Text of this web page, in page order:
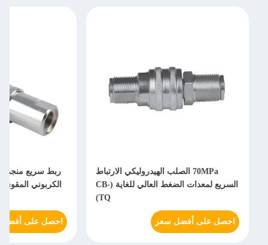
70MPa الصلب الهيدروليكي الارتباط
السريع لمعدات الضغط العالي للغاية (CB-
TQ)
احصل على أفضل سعر احصل على